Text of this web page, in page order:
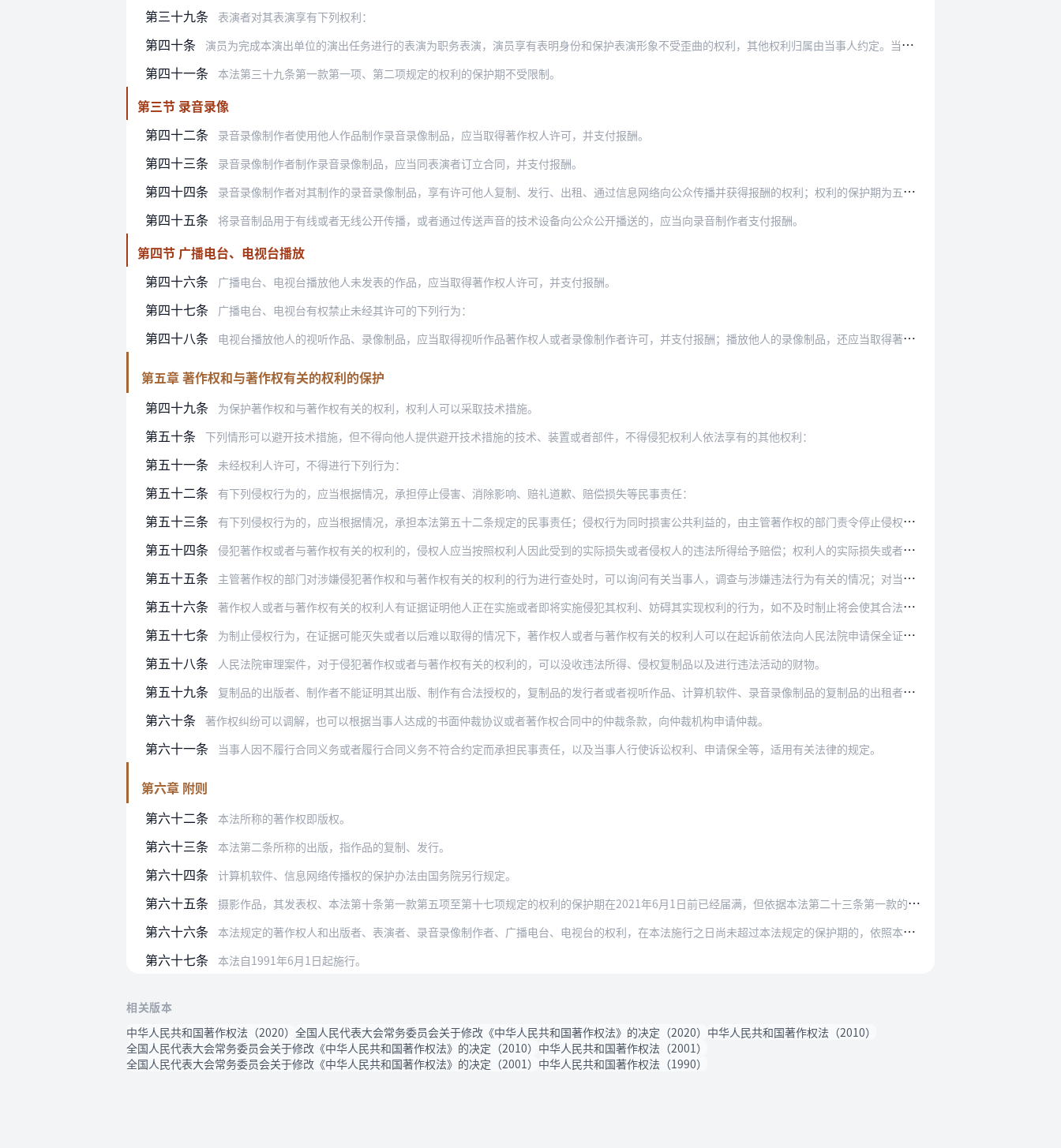
第三十九条 表演者对其表演享有下列权利：
第四十条 演员为完成本演出单位的演出任务进行的表演为职务表演，演员享有表明身份和保护表演形象不受歪曲的权利，其他权利归属由当事人约定。当事人没有约定或者约定不明确的，职务…
第四十一条 本法第三十九条第一款第一项、第二项规定的权利的保护期不受限制。
第三节 录音录像
第四十二条
录音录像制作者使用他人作品制作录音录像制品，应当取得著作权人许可，并支付报酬。
第四十三条 录音录像制作者制作录音录像制品，应当同表演者订立合同，并支付报酬。
第四十四条 录音录像制作者对其制作的录音录像制品，享有许可他人复制、发行、出租、通过信息网络向公众传播并获得报酬的权利；权利的保护期为五十年，截止于该制品首次制作完成后第五…
第四十五条 将录音制品用于有线或者无线公开传播，或者通过传送声音的技术设备向公众公开播送的，应当向录音制作者支付报酬。
第四节 广播电台、电视台播放
第四十六条
广播电台、电视台播放他人未发表的作品，应当取得著作权人许可，并支付报酬。
第四十七条 广播电台、电视台有权禁止未经其许可的下列行为：
第四十八条 电视台播放他人的视听作品、录像制品，应当取得视听作品著作权人或者录像制作者许可，并支付报酬；播放他人的录像制品，还应当取得著作权人许可，并支付报酬。
第五章 著作权和与著作权有关的权利的保护
第四十九条
为保护著作权和与著作权有关的权利，权利人可以采取技术措施。
第五十条 下列情形可以避开技术措施，但不得向他人提供避开技术措施的技术、装置或者部件，不得侵犯权利人依法享有的其他权利：
第五十一条 未经权利人许可，不得进行下列行为：
第五十二条 有下列侵权行为的，应当根据情况，承担停止侵害、消除影响、赔礼道歉、赔偿损失等民事责任：
第五十三条 有下列侵权行为的，应当根据情况，承担本法第五十二条规定的民事责任；侵权行为同时损害公共利益的，由主管著作权的部门责令停止侵权行为，予以警告，没收违法所得，没收、…
第五十四条 侵犯著作权或者与著作权有关的权利的，侵权人应当按照权利人因此受到的实际损失或者侵权人的违法所得给予赔偿；权利人的实际损失或者侵权人的违法所得难以计算的，可以参照…
第五十五条 主管著作权的部门对涉嫌侵犯著作权和与著作权有关的权利的行为进行查处时，可以询问有关当事人，调查与涉嫌违法行为有关的情况；对当事人涉嫌违法行为的场所和物品实施现场…
第五十六条 著作权人或者与著作权有关的权利人有证据证明他人正在实施或者即将实施侵犯其权利、妨碍其实现权利的行为，如不及时制止将会使其合法权益受到难以弥补的损害的，可以在起诉…
第五十七条 为制止侵权行为，在证据可能灭失或者以后难以取得的情况下，著作权人或者与著作权有关的权利人可以在起诉前依法向人民法院申请保全证据。
第五十八条 人民法院审理案件，对于侵犯著作权或者与著作权有关的权利的，可以没收违法所得、侵权复制品以及进行违法活动的财物。
第五十九条 复制品的出版者、制作者不能证明其出版、制作有合法授权的，复制品的发行者或者视听作品、计算机软件、录音录像制品的复制品的出租者不能证明其发行、出租的复制品有合法来…
第六十条 著作权纠纷可以调解，也可以根据当事人达成的书面仲裁协议或者著作权合同中的仲裁条款，向仲裁机构申请仲裁。
第六十一条 当事人因不履行合同义务或者履行合同义务不符合约定而承担民事责任，以及当事人行使诉讼权利、申请保全等，适用有关法律的规定。
第六章 附则
第六十二条
本法所称的著作权即版权。
第六十三条 本法第二条所称的出版，指作品的复制、发行。
第六十四条 计算机软件、信息网络传播权的保护办法由国务院另行规定。
第六十五条 摄影作品，其发表权、本法第十条第一款第五项至第十七项规定的权利的保护期在2021年6月1日前已经届满，但依据本法第二十三条第一款的规定仍在保护期内的，不再保护。
第六十六条 本法规定的著作权人和出版者、表演者、录音录像制作者、广播电台、电视台的权利，在本法施行之日尚未超过本法规定的保护期的，依照本法予以保护。
第六十七条 本法自1991年6月1日起施行。
相关版本
中华人民共和国著作权法（2020） 全国人民代表大会常务委员会关于修改《中华人民共和国著作权法》的决定（2020） 中华人民共和国著作权法（2010）
全国人民代表大会常务委员会关于修改《中华人民共和国著作权法》的决定（2010） 中华人民共和国著作权法（2001）
全国人民代表大会常务委员会关于修改《中华人民共和国著作权法》的决定（2001） 中华人民共和国著作权法（1990）